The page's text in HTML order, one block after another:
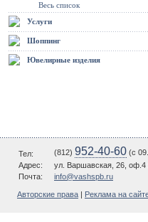
Весь список
Услуги
Шоппинг
Ювелирные изделия
Тел: (812) 952-40-60 (c
Адрес:
ул. Варшавская, 26, оф.4
Почта:
info@vashspb.ru
Авторские права Реклама на